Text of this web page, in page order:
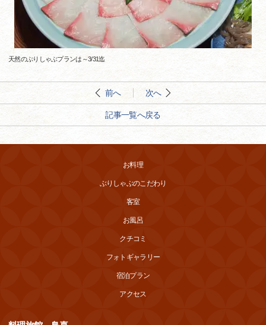
天然のぶりしゃぶプランは～3/31迄
前へ 次へ
記事一覧へ戻る
お料理
ぶりしゃぶのこだわり
客室
お風呂
クチコミ
フォトギャラリー
宿泊プラン
アクセス